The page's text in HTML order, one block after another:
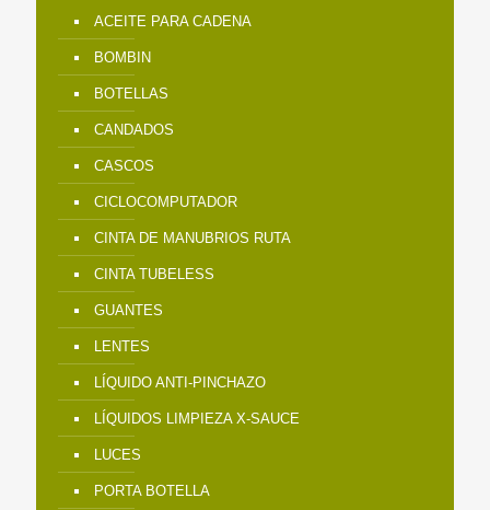
ACEITE PARA CADENA
BOMBIN
BOTELLAS
CANDADOS
CASCOS
CICLOCOMPUTADOR
CINTA DE MANUBRIOS RUTA
CINTA TUBELESS
GUANTES
LENTES
LÍQUIDO ANTI-PINCHAZO
LÍQUIDOS LIMPIEZA X-SAUCE
LUCES
PORTA BOTELLA